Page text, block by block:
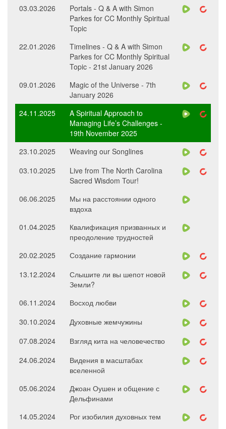
03.03.2026
Portals - Q & A with Simon
Parkes for CC Monthly Spiritual
Topic
22.01.2026
Timelines - Q & A with Simon
Parkes for CC Monthly Spiritual
Topic - 21st January 2026
09.01.2026
Magic of the Universe - 7th
January 2026
24.11.2025
A Spiritual Approach to
Managing Life’s Challenges -
19th November 2025
23.10.2025
Weaving our Songlines
03.10.2025
Live from The North Carolina
Sacred Wisdom Tour!
06.06.2025
Мы на расстоянии одного
вздоха
01.04.2025
Квалификация призванных и
преодоление трудностей
20.02.2025
Создание гармонии
13.12.2024
Слышите ли вы шепот новой
Земли?
06.11.2024
Восход любви
30.10.2024
Духовные жемчужины
07.08.2024
Взгляд кита на человечество
24.06.2024
Видения в масштабах
вселенной
05.06.2024
Джоан Оушен и общение с
Дельфинами
14.05.2024
Рог изобилия духовных тем